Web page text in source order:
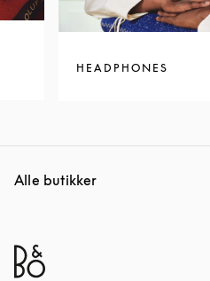
HEADPHONES
Alle butikker